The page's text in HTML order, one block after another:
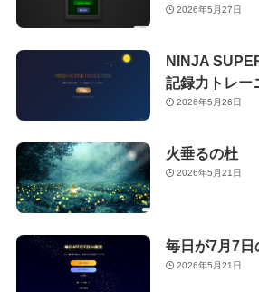
2026年5月27日
NINJA
記録力トレー
2026年5月26日
火垂るの杜
2026年5月21日
毎日が7月7日
2026年5月21日